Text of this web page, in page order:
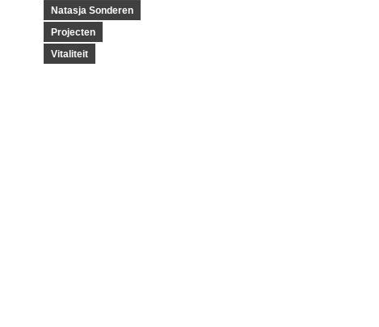
Natasja Sonderen
Projecten
Vitaliteit